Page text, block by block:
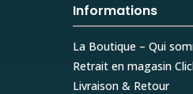
Informations
La Boutique – Qui
Retrait en magasin
Livraison & Retour